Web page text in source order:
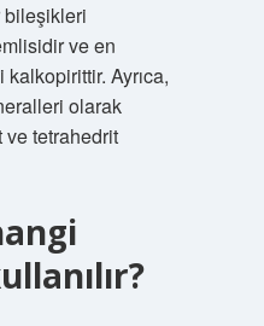
bileşikleri
ve en
Ayrıca,
olarak
tetrahedrit